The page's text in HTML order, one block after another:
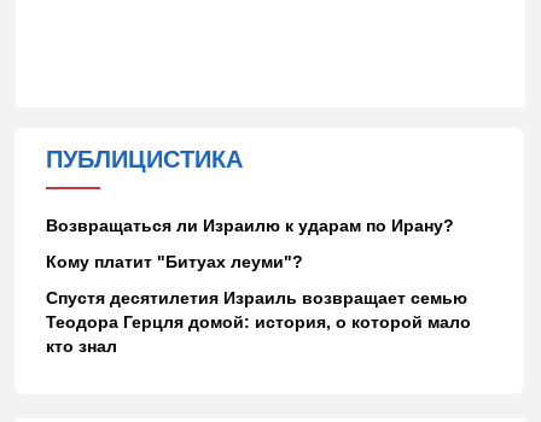
ПУБЛИЦИСТИКА
Возвращаться ли Израилю к ударам по Ирану?
Кому платит "Битуах леуми"?
Спустя десятилетия Израиль возвращает семью
Теодора Герцля домой: история, о которой мало
кто знал